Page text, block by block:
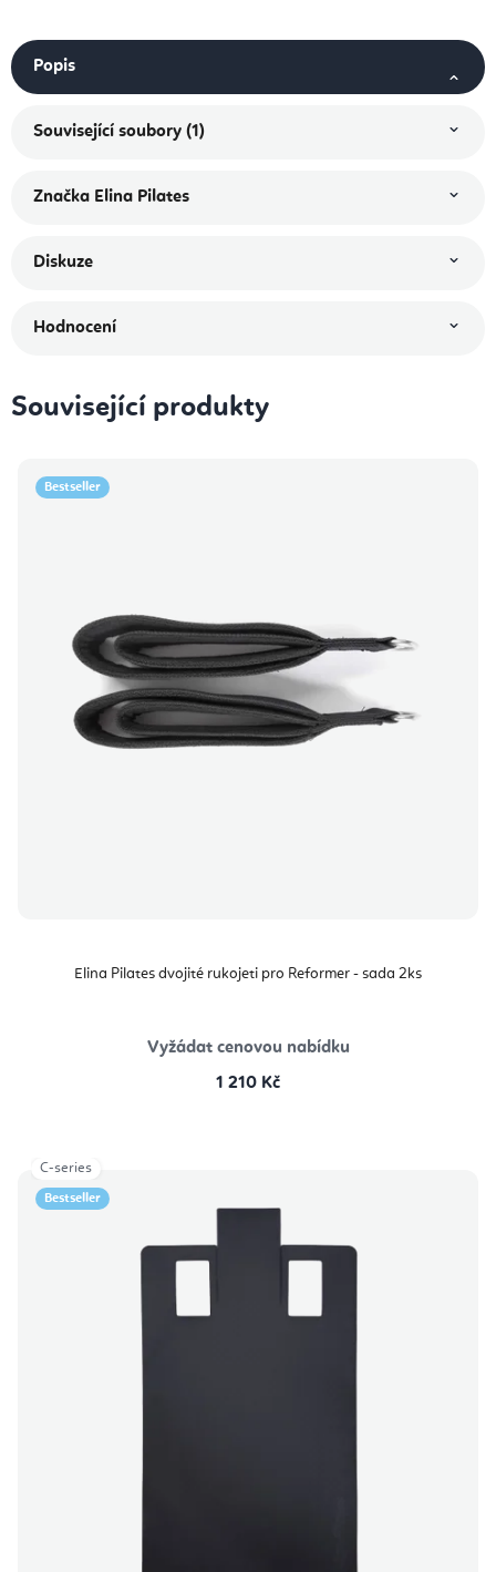
Popis
Související soubory (1)
Značka Elina Pilates
Diskuze
Hodnocení
Související produkty
Bestseller
Elina Pilates dvojité rukojeti pro Reformer - sada 2ks
Vyžádat cenovou nabídku
1 210 Kč
Bestseller
C-series